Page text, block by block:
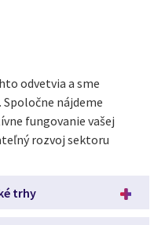
odvetvia a sme
nájdeme
fungovanie vašej
rozvoj sektoru
trhy